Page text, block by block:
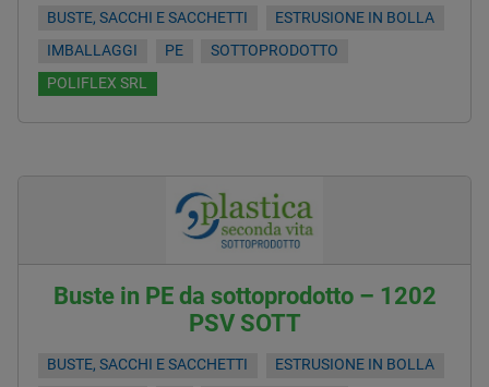
BUSTE, SACCHI E SACCHETTI
ESTRUSIONE IN BOLLA
IMBALLAGGI
PE
SOTTOPRODOTTO
POLIFLEX SRL
Buste in PE da sottoprodotto – 1202
PSV SOTT
BUSTE, SACCHI E SACCHETTI
ESTRUSIONE IN BOLLA